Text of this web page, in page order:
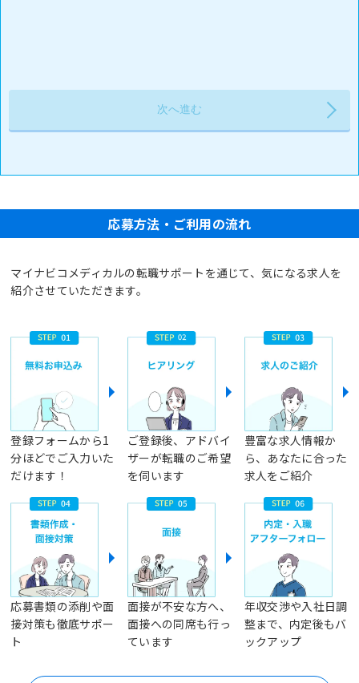
応募方法・ご利用の流れ
マイナビコメディカルの転職サポートを通じて、気になる求人を
紹介させていただきます。
登録フォームから1
分ほどでご入力いた
だけます！
ご登録後、アドバイ
ザーが転職のご希望
を伺います
豊富な求人情報か
ら、あなたに合った
求人をご紹介
応募書類の添削や面
接対策も徹底サポー
ト
面接が不安な方へ、
面接への同席も行っ
ています
年収交渉や入社日調
整まで、内定後もバ
ックアップ